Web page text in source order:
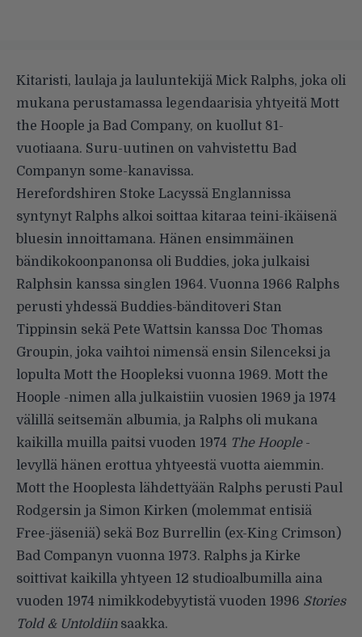
Kitaristi, laulaja ja lauluntekijä Mick Ralphs, joka oli
mukana perustamassa legendaarisia yhtyeitä Mott
the Hoople ja Bad Company, on kuollut 81-
vuotiaana. Suru-uutinen on vahvistettu Bad
Companyn some-kanavissa.
Herefordshiren Stoke Lacyssä Englannissa
syntynyt Ralphs alkoi soittaa kitaraa teini-ikäisenä
bluesin innoittamana. Hänen ensimmäinen
bändikokoonpanonsa oli Buddies, joka julkaisi
Ralphsin kanssa singlen 1964. Vuonna 1966 Ralphs
perusti yhdessä Buddies-bänditoveri Stan
Tippinsin sekä Pete Wattsin kanssa Doc Thomas
Groupin, joka vaihtoi nimensä ensin Silenceksi ja
lopulta Mott the Hoopleksi vuonna 1969. Mott the
Hoople -nimen alla julkaistiin vuosien 1969 ja 1974
välillä seitsemän albumia, ja Ralphs oli mukana
kaikilla muilla paitsi vuoden 1974 The Hoople-
levyllä hänen erottua yhtyeestä vuotta aiemmin.
Mott the Hooplesta lähdettyään Ralphs perusti Paul
Rodgersin ja Simon Kirken (molemmat entisiä
Free-jäseniä) sekä Boz Burrellin (ex-King Crimson)
Bad Companyn vuonna 1973. Ralphs ja Kirke
soittivat kaikilla yhtyeen 12 studioalbumilla aina
vuoden 1974 nimikkodebyytistä vuoden 1996 Stories
Told & Untoldiinsaakka.